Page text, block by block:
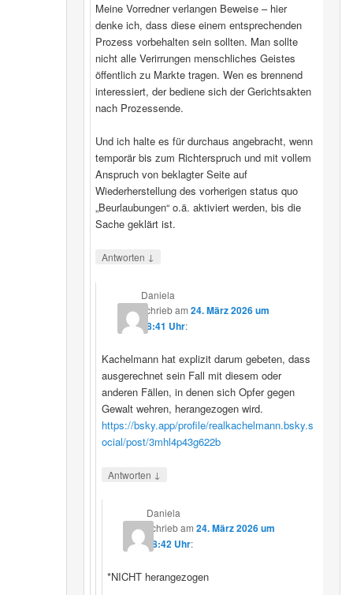
Meine Vorredner verlangen Beweise – hier
denke ich, dass diese einem entsprechenden
Prozess vorbehalten sein sollten. Man sollte
nicht alle Verirrungen menschliches Geistes
öffentlich zu Markte tragen. Wen es brennend
interessiert, der bediene sich der Gerichtsakten
nach Prozessende.
Und ich halte es für durchaus angebracht, wenn
temporär bis zum Richterspruch und mit vollem
Anspruch von beklagter Seite auf
Wiederherstellung des vorherigen status quo
„Beurlaubungen“ o.ä. aktiviert werden, bis die
Sache geklärt ist.
Antworten ↓
Daniela
schriebam 24. März 2026 um
08:41 Uhr:
Kachelmann hat explizit darum gebeten, dass
ausgerechnet sein Fall mit diesem oder
anderen Fällen, in denen sich Opfer gegen
Gewalt wehren, herangezogen wird.
https://bsky.app/profile/realkachelmann.bsky.s
ocial/post/3mhl4p43g622b
Antworten ↓
Daniela
schriebam24. März 2026 um
08:42 Uhr:
*NICHT herangezogen